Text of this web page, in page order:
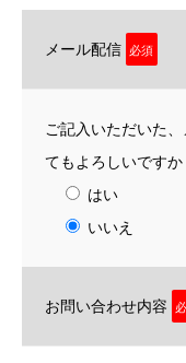
メール配信 必須
ご記入いただいた
てもよろしいですか
はい
いいえ
お問い合わせ内容